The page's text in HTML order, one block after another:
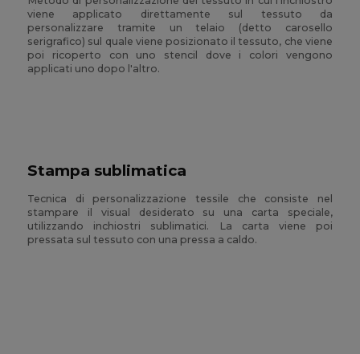
viene applicato direttamente sul tessuto da
personalizzare tramite un telaio (detto carosello
serigrafico) sul quale viene posizionato il tessuto, che viene
poi ricoperto con uno stencil dove i colori vengono
applicati uno dopo l'altro.
Stampa sublimatica
Tecnica di personalizzazione tessile che consiste nel
stampare il visual desiderato su una carta speciale,
utilizzando inchiostri sublimatici. La carta viene poi
pressata sul tessuto con una pressa a caldo.